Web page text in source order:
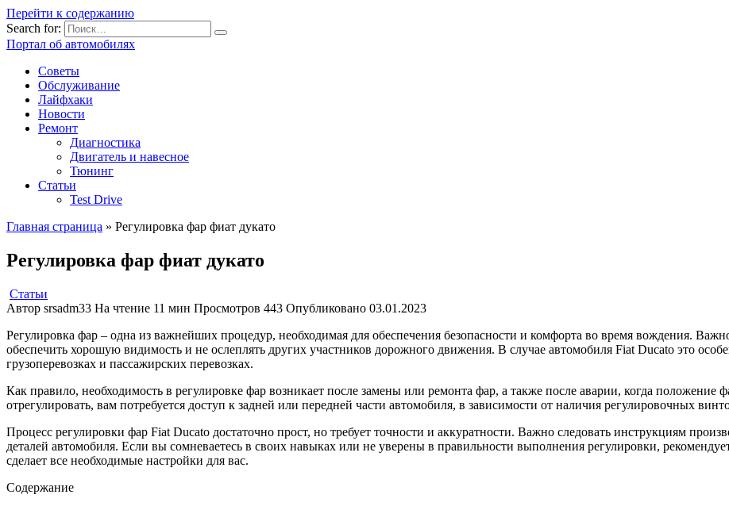
Перейти к содержанию
Search for:
Портал об автомобилях
Советы
Обслуживание
Лайфхаки
Новости
Ремонт
Диагностика
Двигатель и навесное
Тюнинг
Статьи
Test Drive
Главная страница » Регулировка фар фиат дукато
Регулировка фар фиат дукато
Статьи
Автор srsadm33 На чтение 11 мин Просмотров 443 Опубликовано 03.01.2023
Регулировка фар – одна из важнейших процедур, необходимая для обеспечения безопасности и комфорта во время вождения.
обеспечить хорошую видимость и не ослеплять других участников дорожного движения. В случае автомобиля Fiat Ducato это
грузоперевозках и пассажирских перевозках.
Как правило, необходимость в регулировке фар возникает после замены или ремонта фар, а также после аварии, когда
отрегулировать, вам потребуется доступ к задней или передней части автомобиля, в зависимости от наличия регулировочных
Процесс регулировки фар Fiat Ducato достаточно прост, но требует точности и аккуратности. Важно следовать инструкциям
деталей автомобиля. Если вы сомневаетесь в своих навыках или не уверены в правильности выполнения регулировки,
сделает все необходимые настройки для вас.
Содержание